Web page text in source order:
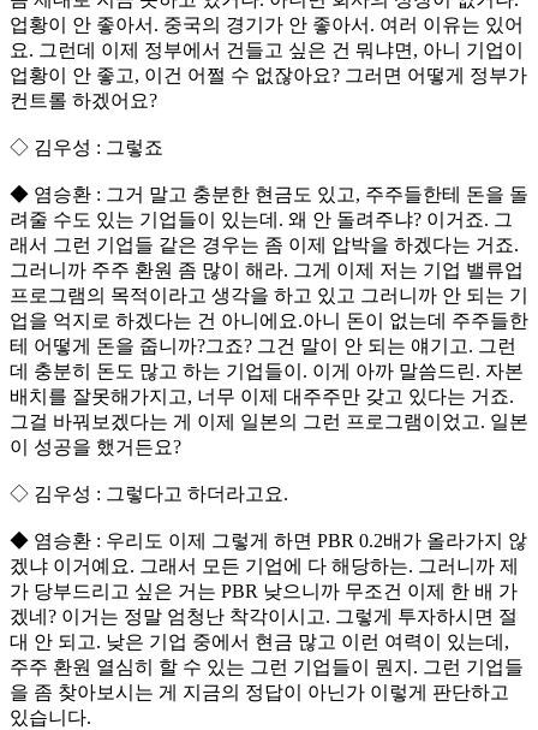
업황이 안 좋아서. 중국의 경기가 안 좋아서. 여러 이유는 있어
요. 그런데 이제 정부에서 건들고 싶은 건 뭐냐면, 아니 기업이
업황이 안 좋고, 이건 어쩔 수 없잖아요? 그러면 어떻게 정부가
컨트롤 하겠어요?
◇ 김우성 : 그렇죠
◆ 염승환 : 그거 말고 충분한 현금도 있고, 주주들한테 돈을 돌
려줄 수도 있는 기업들이 있는데. 왜 안 돌려주냐? 이거죠. 그
래서 그런 기업들 같은 경우는 좀 이제 압박을 하겠다는 거죠.
그러니까 주주 환원 좀 많이 해라. 그게 이제 저는 기업 밸류업
프로그램의 목적이라고 생각을 하고 있고 그러니까 안 되는 기
업을 억지로 하겠다는 건 아니에요.아니 돈이 없는데 주주들한
테 어떻게 돈을 줍니까?그죠? 그건 말이 안 되는 얘기고. 그런
데 충분히 돈도 많고 하는 기업들이. 이게 아까 말씀드린. 자본
배치를 잘못해가지고, 너무 이제 대주주만 갖고 있다는 거죠.
그걸 바꿔보겠다는 게 이제 일본의 그런 프로그램이었고. 일본
이 성공을 했거든요?
◇ 김우성 : 그렇다고 하더라고요.
◆ 염승환 : 우리도 이제 그렇게 하면 PBR 0.2배가 올라가지 않
겠냐 이거예요. 그래서 모든 기업에 다 해당하는. 그러니까 제
가 당부드리고 싶은 거는 PBR 낮으니까 무조건 이제 한 배 가
겠네? 이거는 정말 엄청난 착각이시고. 그렇게 투자하시면 절
대 안 되고. 낮은 기업 중에서 현금 많고 이런 여력이 있는데,
주주 환원 열심히 할 수 있는 그런 기업들이 뭔지. 그런 기업들
을 좀 찾아보시는 게 지금의 정답이 아닌가 이렇게 판단하고
있습니다.